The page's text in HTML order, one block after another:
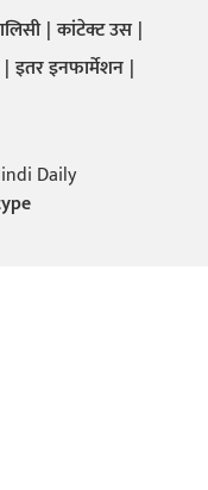
कांटेक्ट उस
इतर इनफार्मेशन
Daily